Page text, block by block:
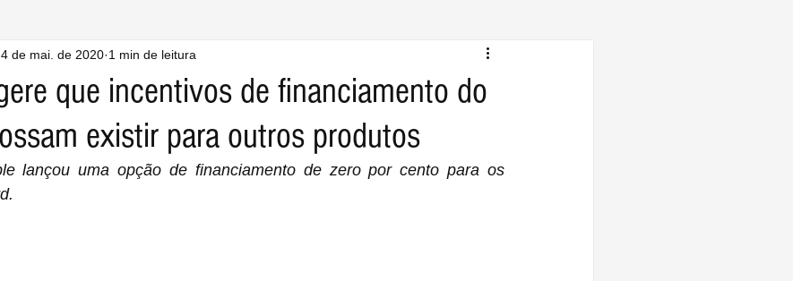
que incentivos de financiamento do
existir para outros produtos
4 de mai. de 2020 1 min de leitura
lançou uma opção de financiamento de zero por cento para os